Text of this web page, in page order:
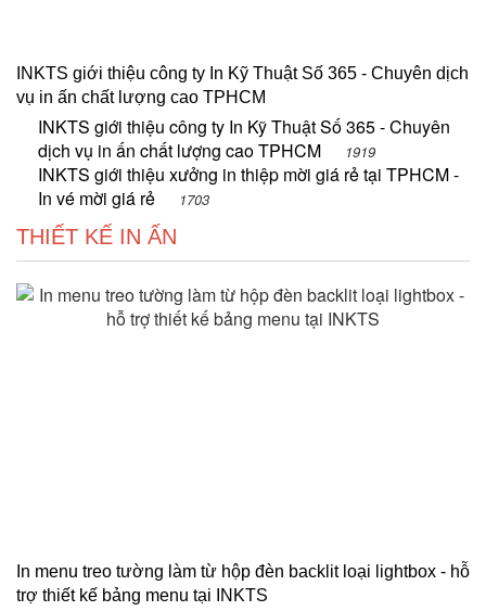
INKTS giới thiệu công ty In Kỹ Thuật Số 365 - Chuyên dịch
vụ in ấn chất lượng cao TPHCM
INKTS giới thiệu công ty In Kỹ Thuật Số 365 - Chuyên
dịch vụ in ấn chất lượng cao TPHCM
1919
INKTS giới thiệu xưởng in thiệp mời giá rẻ tại TPHCM -
In vé mời giá rẻ
1703
THIẾT KẾ IN ẤN
In menu treo tường làm từ hộp đèn backlit loại lightbox - hỗ
trợ thiết kế bảng menu tại INKTS